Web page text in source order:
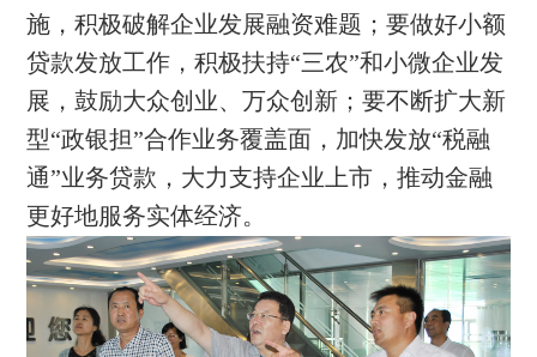
施，积极破解企业发展融资难题；要做好小额
贷款发放工作，积极扶持“三农”和小微企业发
展，鼓励大众创业、万众创新；要不断扩大新
型“政银担”合作业务覆盖面，加快发放“税融
通”业务贷款，大力支持企业上市，推动金融
更好地服务实体经济。